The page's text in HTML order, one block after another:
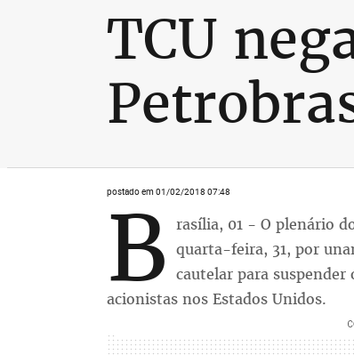
TCU
postado em 01/02/2018 07:48
B rasília, 01 - O plenário
quarta-feira, 31, por
cautelar para
acionistas nos Estados Unidos.